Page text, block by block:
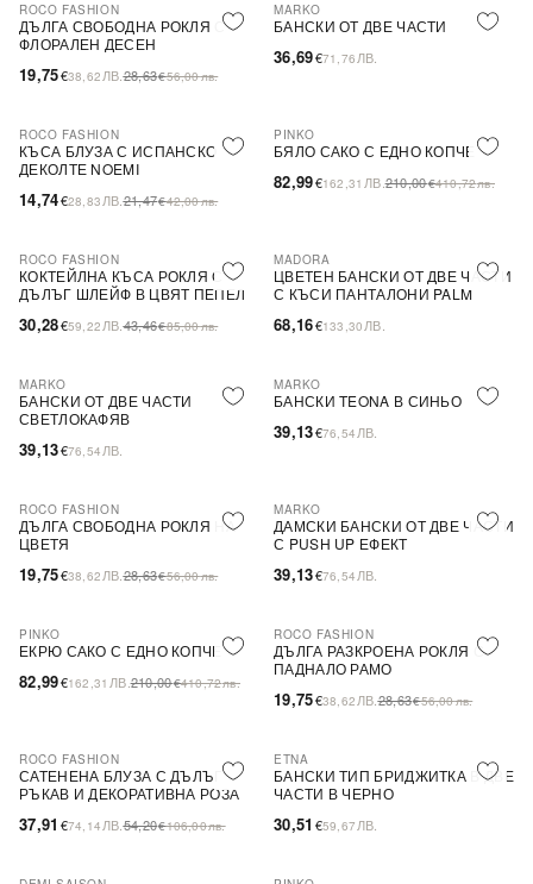
-31%
ROCO FASHION
ДЪЛГА СВОБОДНА РОКЛЯ С
ФЛОРАЛЕН ДЕСЕН
19,75€38,62 ЛВ.28,63€56,00лв.
MARKO
БАНСКИ ОТ ДВЕ ЧАСТИ
36,69€71,76 ЛВ.
-31%
ROCO FASHION
КЪСА БЛУЗА С ИСПАНСКО
ДЕКОЛТЕ NOEMI
14,74€28,83 ЛВ.21,47€42,00лв.
-60%
PINKO
БЯЛО САКО С ЕДНО КОПЧЕ
82,99€162,31 ЛВ.210,00€410,72лв.
-30%
ROCO FASHION
КОКТЕЙЛНА КЪСА РОКЛЯ С
ДЪЛЪГ ШЛЕЙФ В ЦВЯТ ПЕПЕЛ
30,28€59,22 ЛВ.43,46€85,00лв.
MADORA
ЦВЕТЕН БАНСКИ ОТ ДВЕ ЧАСТИ
С КЪСИ ПАНТАЛОНИ PALM
68,16€133,30 ЛВ.
MARKO
БАНСКИ ОТ ДВЕ ЧАСТИ
СВЕТЛОКАФЯВ
39,13€76,54 ЛВ.
MARKO
БАНСКИ TEONA В СИНЬО
39,13€76,54 ЛВ.
-31%
ROCO FASHION
ДЪЛГА СВОБОДНА РОКЛЯ НА
ЦВЕТЯ
19,75€38,62 ЛВ.28,63€56,00лв.
MARKO
ДАМСКИ БАНСКИ ОТ ДВЕ ЧАСТИ
С PUSH UP ЕФЕКТ
39,13€76,54 ЛВ.
-60%
PINKO
ЕКРЮ САКО С ЕДНО КОПЧЕ
82,99€162,31 ЛВ.210,00€410,72лв.
-31%
ROCO FASHION
ДЪЛГА РАЗКРОЕНА РОКЛЯ С
ПАДНАЛО РАМО
19,75€38,62 ЛВ.28,63€56,00лв.
-30%
ROCO FASHION
САТЕНЕНА БЛУЗА С ДЪЛЪГ
РЪКАВ И ДЕКОРАТИВНА РОЗА
37,91 €74,14 ЛВ.54,20€106,00лв.
ETNA
БАНСКИ ТИП БРИДЖИТКА В ДВЕ
ЧАСТИ В ЧЕРНО
30,51 €59,67 ЛВ.